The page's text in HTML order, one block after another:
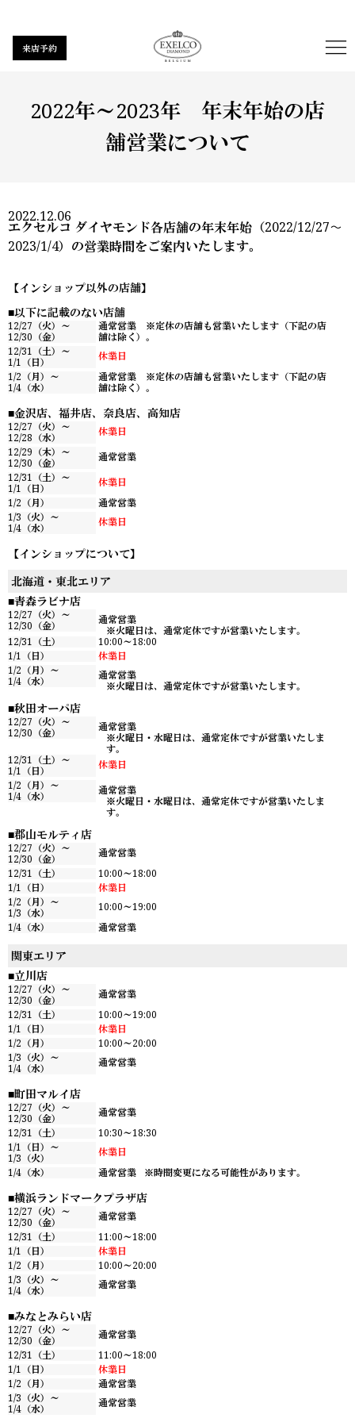
2022年～2023年 年末年始の店
舗営業について
2022.12.06
エクセルコ ダイヤモンド各店舗の年末年始（2022/12/27〜
2023/1/4）の営業時間をご案内いたします。
【インショップ以外の店舗】
以下に記載のない店舗
12/27（火）～
12/30（金）
通常営業 ※定休の店舗も営業いたします（下記の店
舗は除く）。
12/31（土）～
1/1（日）
休業日
1/2（月）～
1/4（水）
通常営業 ※定休の店舗も営業いたします（下記の店
舗は除く）。
金沢店、福井店、奈良店、高知店
12/27（火）～
12/28（水）
休業日
12/29（木）～
12/30（金）
通常営業
12/31（土）～
1/1（日）
休業日
1/2（月）
通常営業
1/3（火）～
1/4（水）
休業日
【インショップについて】
北海道・東北エリア
青森ラビナ店
12/27（火）～
12/30（金）
通常営業
※火曜日は、通常定休ですが営業いたします。
12/31（土）
10:00～18:00
1/1（日）
休業日
1/2（月）～
1/4（水）
通常営業
※火曜日は、通常定休ですが営業いたします。
秋田オーパ店
12/27（火）～
12/30（金）
通常営業
※火曜日・水曜日は、通常定休ですが営業いたしま
す。
12/31（土）～
1/1（日）
休業日
1/2（月）～
1/4（水）
通常営業
※火曜日・水曜日は、通常定休ですが営業いたしま
す。
郡山モルティ店
12/27（火）～
12/30（金）
通常営業
12/31（土）
10:00～18:00
1/1（日）
休業日
1/2（月）～
1/3（水）
10:00～19:00
1/4（水）
通常営業
関東エリア
立川店
12/27（火）～
12/30（金）
通常営業
12/31（土）
10:00～19:00
1/1（日）
休業日
1/2（月）
10:00～20:00
1/3（火）～
1/4（水）
通常営業
町田マルイ店
12/27（火）～
12/30（金）
通常営業
12/31（土）
10:30～18:30
1/1（日）～
1/3（火）
休業日
1/4（水）
通常営業 ※時間変更になる可能性があります。
横浜ランドマークプラザ店
12/27（火）～
12/30（金）
通常営業
12/31（土）
11:00～18:00
1/1（日）
休業日
1/2（月）
10:00～20:00
1/3（火）～
1/4（水）
通常営業
みなとみらい店
12/27（火）～
12/30（金）
通常営業
12/31（土）
11:00～18:00
1/1（日）
休業日
1/2（月）
通常営業
1/3（火）～
1/4（水）
通常営業
来店予約